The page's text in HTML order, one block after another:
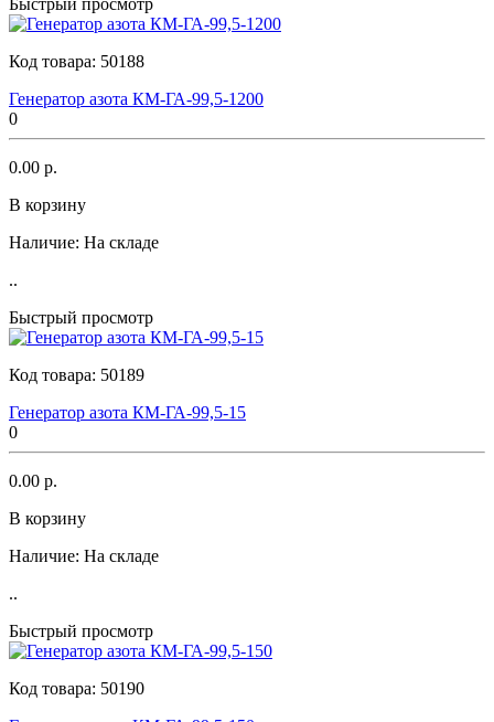
Код товара: 50188
Генератор азота КМ-ГА-99,5-1200
0
0.00 р.
В корзину
Наличие: На складе
..
Быстрый просмотр
Код товара: 50189
Генератор азота КМ-ГА-99,5-15
0
0.00 р.
В корзину
Наличие: На складе
..
Быстрый просмотр
Код товара: 50190